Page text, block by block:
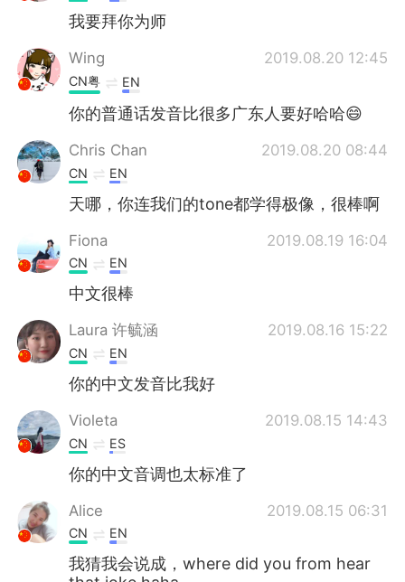
我要拜你为师
Wing 2019.08.20 12:45
CN粤 EN
你的普通话发音比很多广东人要好哈哈😄
Chris Chan 2019.08.20 08:44
CN EN
天哪，你连我们的tone都学得极像，很棒啊
Fiona 2019.08.19 16:04
CN EN
中文很棒
Laura 许毓涵 2019.08.16 15:22
CN EN
你的中文发音比我好
Violeta 2019.08.15 14:43
CN ES
你的中文音调也太标准了
Alice 2019.08.15 06:31
CN EN
我猜我会说成，where did you from hear